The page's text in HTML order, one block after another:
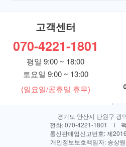
고객센터
070-4221-1801
평일 9:00 ~ 18:00
토요일 9:00 ~ 13:00
(일요일/공휴일 휴무)
경기도 안산시 단원구 광
전화: 070-4221-1801 I
통신판매업신고번호: 제
개인정보보호책임자: 송상원